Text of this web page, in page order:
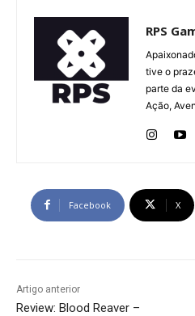
RPS
tive o
parte da
Ação,
Facebook X
Artigo anterior
Review: Blood Reaver –